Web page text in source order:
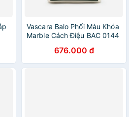
Vascara Balo Phối Màu Khóa
Marble Cách Điệu BAC 0144
676.000 đ